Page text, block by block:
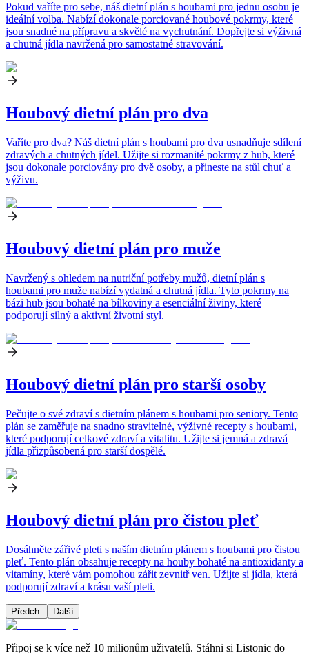
Pokud vaříte pro sebe, náš dietní plán s houbami pro jednu osobu je
ideální volba. Nabízí dokonale porciované houbové pokrmy, které
jsou snadné na přípravu a skvělé na vychutnání. Dopřejte si výživná
a chutná jídla navržená pro samostatné stravování.
Houbový dietní plán pro dva
Vaříte pro dva? Náš dietní plán s houbami pro dva usnadňuje sdílení
zdravých a chutných jídel. Užijte si rozmanité pokrmy z hub, které
jsou dokonale porciovány pro dvě osoby, a přineste na stůl chuť a
výživu.
Houbový dietní plán pro muže
Navržený s ohledem na nutriční potřeby mužů, dietní plán s
houbami pro muže nabízí vydatná a chutná jídla. Tyto pokrmy na
bázi hub jsou bohaté na bílkoviny a esenciální živiny, které
podporují silný a aktivní životní styl.
Houbový dietní plán pro starší osoby
Pečujte o své zdraví s dietním plánem s houbami pro seniory. Tento
plán se zaměřuje na snadno stravitelné, výživné recepty s houbami,
které podporují celkové zdraví a vitalitu. Užijte si jemná a zdravá
jídla přizpůsobená pro starší dospělé.
Houbový dietní plán pro čistou pleť
Dosáhněte zářivé pleti s naším dietním plánem s houbami pro čistou
pleť. Tento plán obsahuje recepty na houby bohaté na antioxidanty a
vitamíny, které vám pomohou zářit zevnitř ven. Užijte si jídla, která
podporují zdraví a krásu vaší pleti.
Předch. Další
Připoj se k více než 10 milionům uživatelů. Stáhni si Listonic do